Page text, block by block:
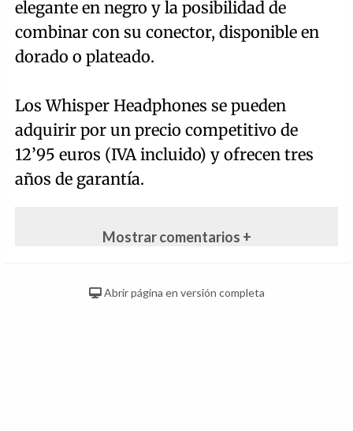
elegante en negro y la posibilidad de
combinar con su conector, disponible en
dorado o plateado.
Los Whisper Headphones se pueden
adquirir por un precio competitivo de
12’95 euros (IVA incluido) y ofrecen tres
años de garantía.
Mostrar comentarios +
Abrir página en versión completa